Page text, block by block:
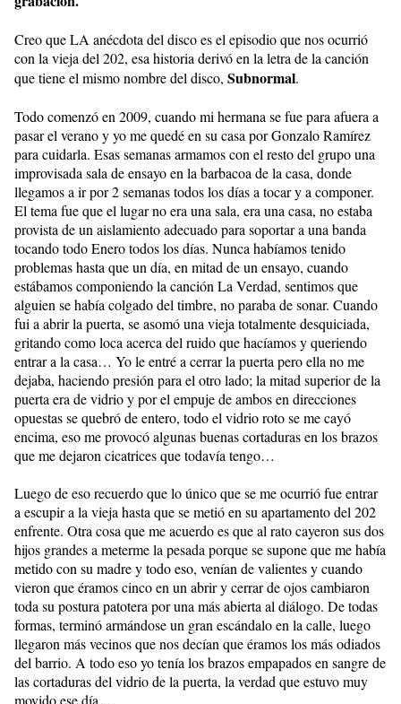
Creo que LA anécdota del disco es el episodio que nos ocurrió
con la vieja del 202, esa historia derivó en la letra de la canción
que tiene el mismo nombre del disco, Subnormal.
Todo comenzó en 2009, cuando mi hermana se fue para afuera a
pasar el verano y yo me quedé en su casa por Gonzalo Ramírez
para cuidarla. Esas semanas armamos con el resto del grupo una
improvisada sala de ensayo en la barbacoa de la casa, donde
llegamos a ir por 2 semanas todos los días a tocar y a componer.
El tema fue que el lugar no era una sala, era una casa, no estaba
provista de un aislamiento adecuado para soportar a una banda
tocando todo Enero todos los días. Nunca habíamos tenido
problemas hasta que un día, en mitad de un ensayo, cuando
estábamos componiendo la canción La Verdad, sentimos que
alguien se había colgado del timbre, no paraba de sonar. Cuando
fui a abrir la puerta, se asomó una vieja totalmente desquiciada,
gritando como loca acerca del ruido que hacíamos y queriendo
entrar a la casa… Yo le entré a cerrar la puerta pero ella no me
dejaba, haciendo presión para el otro lado; la mitad superior de la
puerta era de vidrio y por el empuje de ambos en direcciones
opuestas se quebró de entero, todo el vidrio roto se me cayó
encima, eso me provocó algunas buenas cortaduras en los brazos
que me dejaron cicatrices que todavía tengo…
Luego de eso recuerdo que lo único que se me ocurrió fue entrar
a escupir a la vieja hasta que se metió en su apartamento del 202
enfrente. Otra cosa que me acuerdo es que al rato cayeron sus dos
hijos grandes a meterme la pesada porque se supone que me había
metido con su madre y todo eso, venían de valientes y cuando
vieron que éramos cinco en un abrir y cerrar de ojos cambiaron
toda su postura patotera por una más abierta al diálogo. De todas
formas, terminó armándose un gran escándalo en la calle, luego
llegaron más vecinos que nos decían que éramos los más odiados
del barrio. A todo eso yo tenía los brazos empapados en sangre de
las cortaduras del vidrio de la puerta, la verdad que estuvo muy